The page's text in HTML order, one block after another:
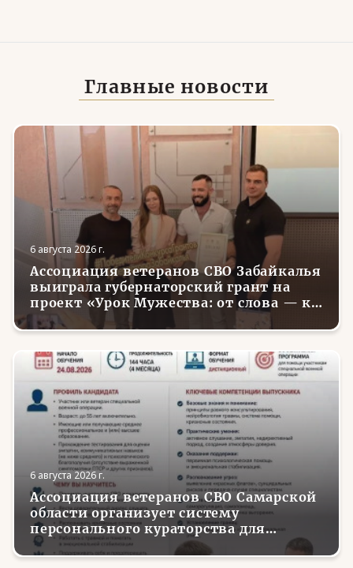
Главные новости
6 августа 2026 г.
Ассоциация ветеранов СВО Забайкалья
выиграла губернаторский грант на
проект «Урок Мужества: от слова — к
делу»
6 августа 2026 г.
Ассоциация ветеранов СВО Самарской
области организует систему
персонального кураторства для
трудоустройства и социализации
вернувшихся с фронта бойцов